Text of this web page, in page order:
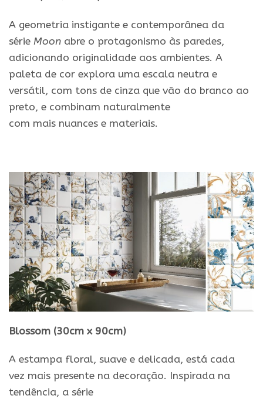
A geometria instigante e contemporânea da
série Moon abre o protagonismo às paredes,
adicionando originalidade aos ambientes. A
paleta de cor explora uma escala neutra e
versátil, com tons de cinza que vão do branco ao
preto, e combinam naturalmente
com mais nuances e materiais.
Blossom (30cm x 90cm)
A estampa floral, suave e delicada, está cada
vez mais presente na decoração. Inspirada na
tendência, a série